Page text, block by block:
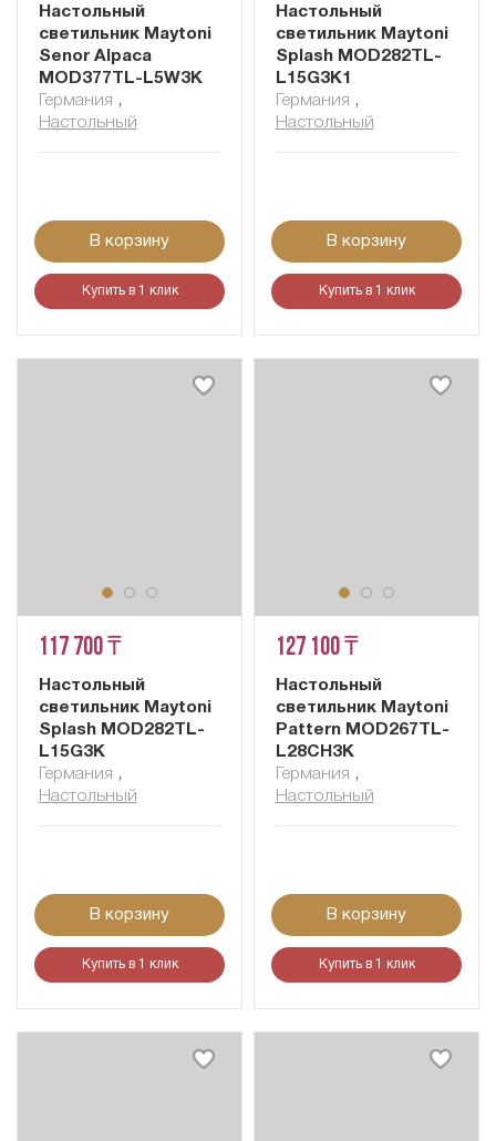
Настольный
светильник Maytoni
Senor Alpaca
MOD377TL-L5W3K
Германия ,
Настольный
В корзину
Купить в 1 клик
Настольный
светильник Maytoni
Splash MOD282TL-
L15G3K1
Германия ,
Настольный
В корзину
Купить в 1 клик
117 700 ₸
Настольный
светильник Maytoni
Splash MOD282TL-
L15G3K
Германия ,
Настольный
В корзину
Купить в 1 клик
127 100 ₸
Настольный
светильник Maytoni
Pattern MOD267TL-
L28CH3K
Германия ,
Настольный
В корзину
Купить в 1 клик